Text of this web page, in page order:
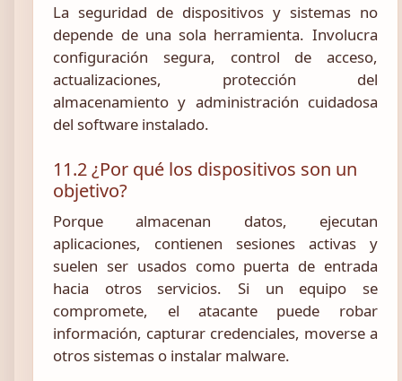
La seguridad de dispositivos y sistemas no
depende de una sola herramienta. Involucra
configuración segura, control de acceso,
actualizaciones, protección del
almacenamiento y administración cuidadosa
del software instalado.
11.2 ¿Por qué los dispositivos son un
objetivo?
Porque almacenan datos, ejecutan
aplicaciones, contienen sesiones activas y
suelen ser usados como puerta de entrada
hacia otros servicios. Si un equipo se
compromete, el atacante puede robar
información, capturar credenciales, moverse a
otros sistemas o instalar malware.